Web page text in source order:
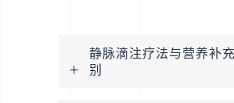
静脉滴注疗法与营养补
别